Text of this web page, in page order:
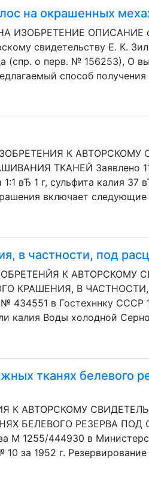
на окрашенных
ИЗОБРЕТЕНИЕ ОПИСАНИЕ
свидетельству Е. К.
(спр. о перв. № 156253), О
способ
К АВТОРСКОМУ
ТКАНЕЙ Заявлено
вЂ 1 г, сульфита калия 37
включает следующие
в частности, под
К АВТОРСКОМУ
КРАШЕНИЯ, В
434551 в Гостехннку СССР
калия Воды холодной
тканях белевого
К АВТОРСКОМУ
БЕЛЕВОГО РЕЗЕРВА ПОД
M 1255/444930 в
за 1952 г.